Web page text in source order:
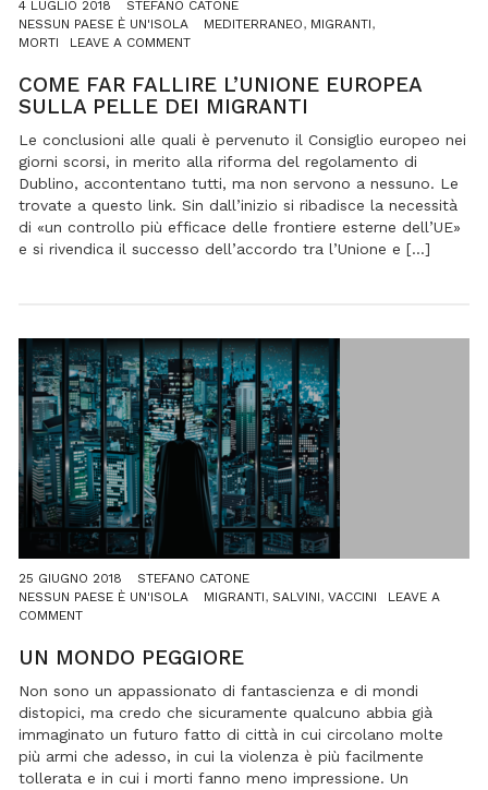
4 LUGLIO 2018
STEFANO CATONE
NESSUN PAESE È UN'ISOLA
MEDITERRANEO, MIGRANTI,
MORTI
LEAVE A COMMENTON
FAR
FALLIRE
L’UNIONE
EUROPEA
SULLA
PELLE
DEI
MIGRANTI
COME FAR FALLIRE L’UNIONE EUROPEA
SULLA PELLE DEI MIGRANTI
Le conclusioni alle quali è pervenuto il Consiglio europeo nei
giorni scorsi, in merito alla riforma del regolamento di
Dublino, accontentano tutti, ma non servono a nessuno. Le
trovate a questo link. Sin dall’inizio si ribadisce la necessità
di «un controllo più efficace delle frontiere esterne dell’UE»
e si rivendica il successo dell’accordo tra l’Unione e […]
25 GIUGNO 2018
STEFANO CATONE
NESSUN PAESE È UN'ISOLA
MIGRANTI,SALVINI,VACCINI
LEAVE A
COMMENTON
MONDO
UN MONDO PEGGIORE
Non sono un appassionato di fantascienza e di mondi
distopici, ma credo che sicuramente qualcuno abbia già
immaginato un futuro fatto di città in cui circolano molte
più armi che adesso, in cui la violenza è più facilmente
tollerata e in cui i morti fanno meno impressione. Un